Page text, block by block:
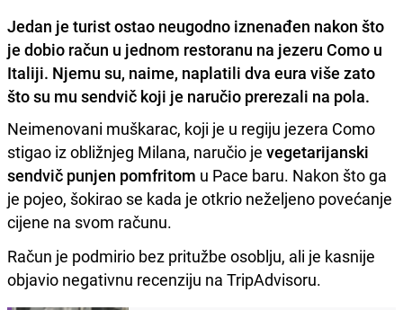
Jedan je turist ostao neugodno iznenađen nakon što
je dobio račun u jednom restoranu na jezeru Como u
Italiji. Njemu su, naime, naplatili dva eura više zato
što su mu sendvič koji je naručio prerezali na pola.
Neimenovani muškarac, koji je u regiju jezera Como
stigao iz obližnjeg Milana, naručio je vegetarijanski
sendvič punjen pomfritom u Pace baru. Nakon što ga
je pojeo, šokirao se kada je otkrio neželjeno povećanje
cijene na svom računu.
Račun je podmirio bez pritužbe osoblju, ali je kasnije
objavio negativnu recenziju na TripAdvisoru.